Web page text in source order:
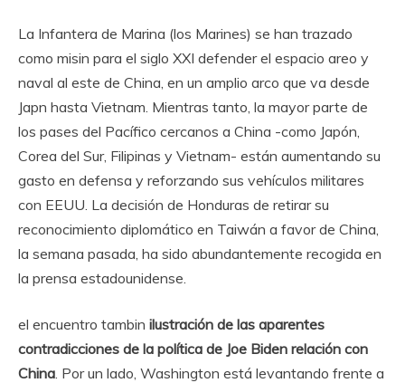
La Infantera de Marina (los Marines) se han trazado
como misin para el siglo XXI defender el espacio areo y
naval al este de China, en un amplio arco que va desde
Japn hasta Vietnam. Mientras tanto, la mayor parte de
los pases del Pacífico cercanos a China -como Japón,
Corea del Sur, Filipinas y Vietnam- están aumentando su
gasto en defensa y reforzando sus vehículos militares
con EEUU. La decisión de Honduras de retirar su
reconocimiento diplomático en Taiwán a favor de China,
la semana pasada, ha sido abundantemente recogida en
la prensa estadounidense.
el encuentro tambin ilustración de las aparentes
contradicciones de la política de Joe Biden relación con
China . Por un lado, Washington está levantando frente a